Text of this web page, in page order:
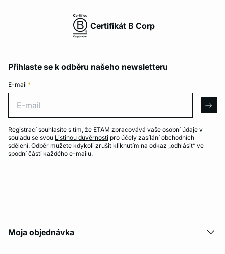
Certifikát B Corp
Přihlaste se k odběru našeho newsletteru
E-mail *
Registrací souhlasíte s tím, že ETAM zpracovává vaše osobní údaje v
souladu se svou Listinou důvěrnosti pro účely zasílání obchodních
sdělení. Odběr můžete kdykoli zrušit kliknutím na odkaz „odhlásit“ ve
spodní části každého e-mailu.
Moja objednávka